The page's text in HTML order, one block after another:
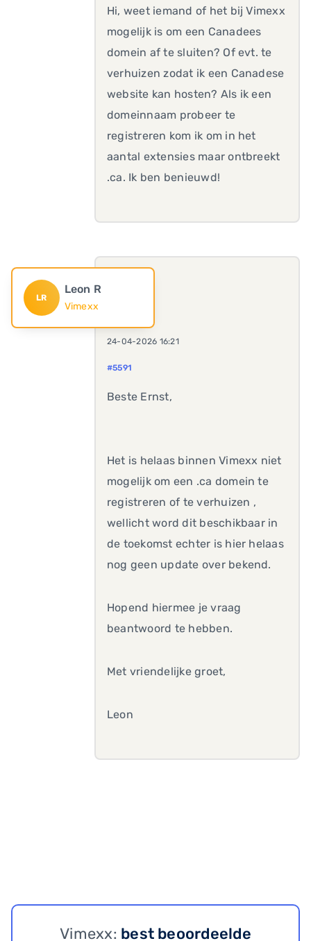
Hi, weet iemand of het bij Vimexx
mogelijk is om een Canadees
domein af te sluiten? Of evt. te
verhuizen zodat ik een Canadese
website kan hosten? Als ik een
domeinnaam probeer te
registreren kom ik om in het
aantal extensies maar ontbreekt
.ca. Ik ben benieuwd!
LR
Leon R
Vimexx
24-04-2026 16:21
#5591
Beste Ernst,
Het is helaas binnen Vimexx niet
mogelijk om een .ca domein te
registreren of te verhuizen ,
wellicht word dit beschikbaar in
de toekomst echter is hier helaas
nog geen update over bekend.
Hopend hiermee je vraag
beantwoord te hebben.
Met vriendelijke groet,
Leon
Vimexx: best beoordeelde